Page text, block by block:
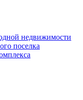
недвижимости
поселка